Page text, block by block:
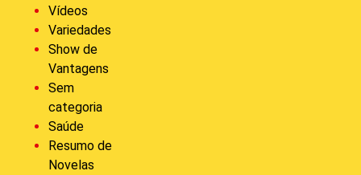
Vídeos
Variedades
Show de
Vantagens
Sem
categoria
Saúde
Resumo de
Novelas